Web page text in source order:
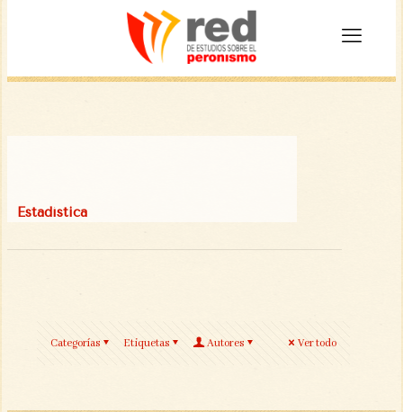
Estadística
Categorías Etiquetas Autores Ver todo